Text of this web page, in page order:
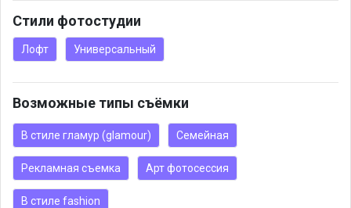
Стили фотостудии
Лофт Универсальный
Возможные типы съёмки
В стиле гламур (glamour) Семейная
Рекламная съемка Арт фотосессия
В стиле fashion